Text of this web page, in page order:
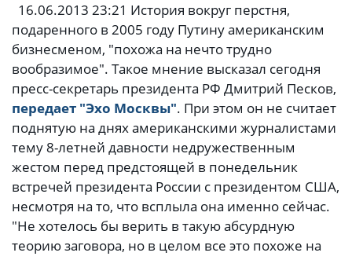
16.06.2013 23:21 История вокруг перстня,
подаренного в 2005 году Путину американским
бизнесменом, "похожа на нечто трудно
вообразимое". Такое мнение высказал сегодня
пресс-секретарь президента РФ Дмитрий Песков,
передает "Эхо Москвы". При этом он не считает
поднятую на днях американскими журналистами
тему 8-летней давности недружественным
жестом перед предстоящей в понедельник
встречей президента России с президентом США,
несмотря на то, что всплыла она именно сейчас.
"Не хотелось бы верить в такую абсурдную
теорию заговора, но в целом все это похоже на